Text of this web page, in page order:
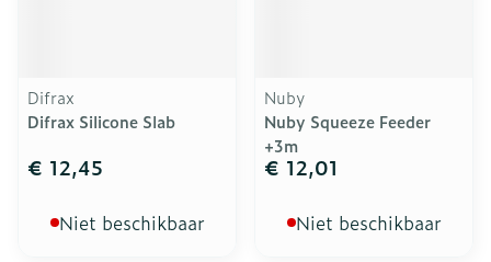
Difrax
Difrax Silicone Slab
€ 12,45
Niet beschikbaar
Nuby
Nuby Squeeze Feeder
+3m
€ 12,01
Niet beschikbaar